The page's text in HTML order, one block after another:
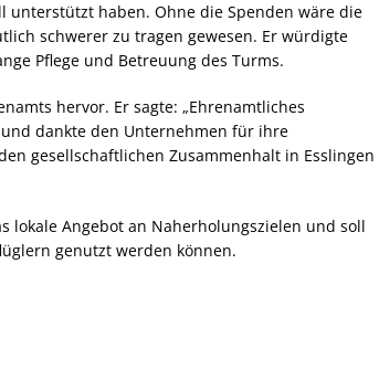
haben. Ohne die Spenden wäre die
schwerer zu tragen gewesen. Er würdigte
Pflege und Betreuung des Turms.
hervor. Er sagte: „Ehrenamtliches
dankte den Unternehmen für ihre
gesellschaftlichen Zusammenhalt in Esslingen
lokale Angebot an Naherholungszielen und soll
genutzt werden können.